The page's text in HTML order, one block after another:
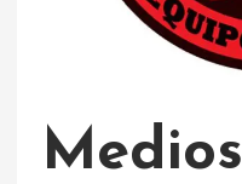
Medios